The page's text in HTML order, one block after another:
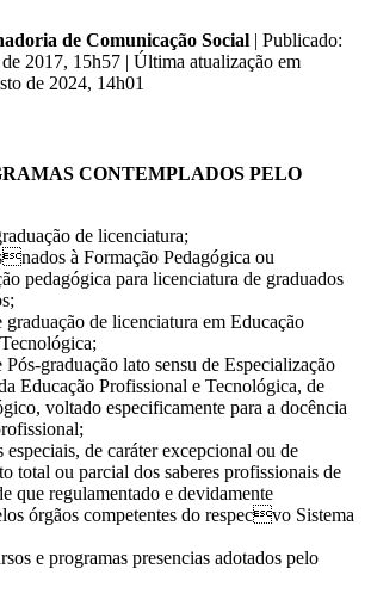
de Comunicação Social | Publicado:
2017, 15h57 | Última atualização em
de 2024, 14h01
CONTEMPLADOS PELO
de licenciatura;
à Formação Pedagógica ou
pedagógica para licenciatura de graduados
graduação de licenciatura em Educação
Pós-graduação lato sensu de Especialização
Educação Profissional e Tecnológica, de
voltado especificamente para a docência
especiais, de caráter excepcional ou de
total ou parcial dos saberes profissionais de
que regulamentado e devidamente
órgãos competentes do respecvo Sistema
e programas presencias adotados pelo